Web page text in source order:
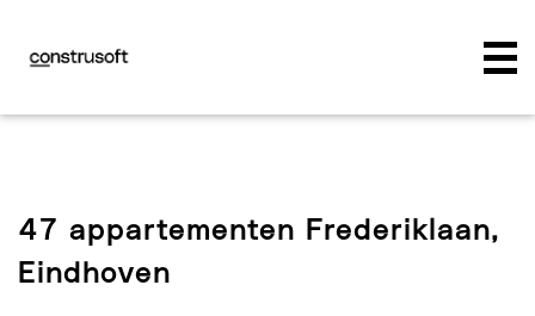
47 appartementen Frederiklaan,
Eindhoven